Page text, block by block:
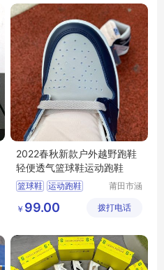
2022春秋新款户外越野跑鞋
轻便透气篮球鞋运动跑鞋
篮球鞋 运动跑鞋
莆田市涵
贸易有限
￥ 99.00 拨打电话